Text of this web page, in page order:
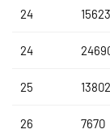
24 15623
24
25 13802
26 7670